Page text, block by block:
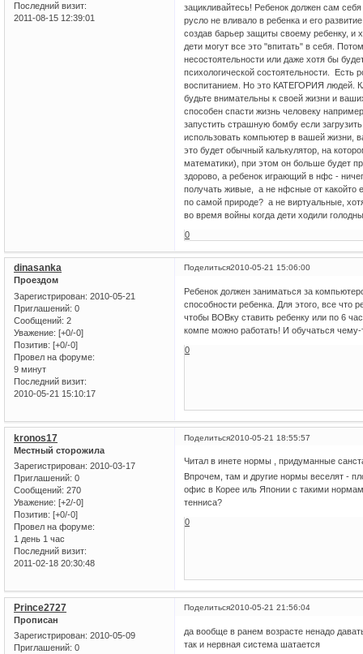
Последний визит:
2011-08-15 12:39:01
зацикливайтесь! Ребенок должен сам
русло не вливало в ребенка и его
создав барьер защиты своему ребенку, и
дети могут все это "впитать" в себя.
несостоятельности или даже хотя бы
психологической состоятельности. Есть
воспитанием. Но это КАТЕГОРИЯ
будьте внимательны к своей жизни и
способен спасти жизнь человеку
запустить страшную бомбу если
использовать компьютер в вашей жизни,
это будет обычный калькулятор, на
математики), при этом он больше будет
здорово, а ребенок играющий в нфс -
получать живые, а не нфсные от какойто
по самой природе? а не виртуальные,
во время войны когда дети ходили
0
Поделиться2010-05-21 15:06:00
dinasanka
Проездом
Зарегистрирован: 2010-05-21
Приглашений: 0
Сообщений: 2
Уважение: [+0/-0]
Позитив: [+0/-0]
Провел на форуме:
9 минут
Последний визит:
2010-05-21 15:10:17
Ребенок должен заниматься за
способности ребенка. Для этого, все что
чтобы ВОВку ставить ребенку или по 6
компе можно работать! И обучаться
0
Поделиться2010-05-21 18:55:57
kronos17
Местный сторожила
Зарегистрирован: 2010-03-17
Приглашений: 0
Сообщений: 270
Уважение: [+2/-0]
Позитив: [+0/-0]
Провел на форуме:
1 день 1 час
Последний визит:
2011-02-18 20:30:48
Читал в инете нормы , придуманные
Впрочем, там и другие нормы веселят -
офис в Корее иль Японии с такими
тенниса?
0
Поделиться2010-05-21 21:56:04
Prince2727
Прописан
Зарегистрирован: 2010-05-09
Приглашений: 0
да вообще в ранем возрасте ненадо
так и нервная система шатается